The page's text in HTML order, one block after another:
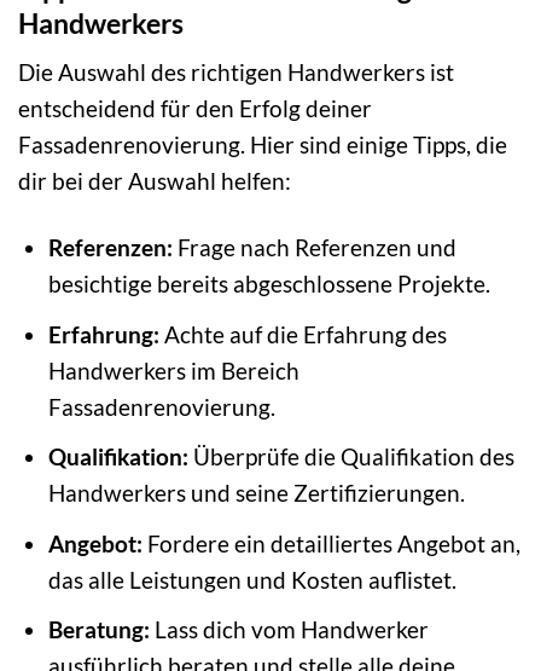
Handwerkers
Die Auswahl des richtigen Handwerkers ist
entscheidend für den Erfolg deiner
Fassadenrenovierung. Hier sind einige Tipps, die
dir bei der Auswahl helfen:
Referenzen: Frage nach Referenzen und
besichtige bereits abgeschlossene Projekte.
Erfahrung: Achte auf die Erfahrung des
Handwerkers im Bereich
Fassadenrenovierung.
Qualifikation: Überprüfe die Qualifikation des
Handwerkers und seine Zertifizierungen.
Angebot: Fordere ein detailliertes Angebot an,
das alle Leistungen und Kosten auflistet.
Beratung: Lass dich vom Handwerker